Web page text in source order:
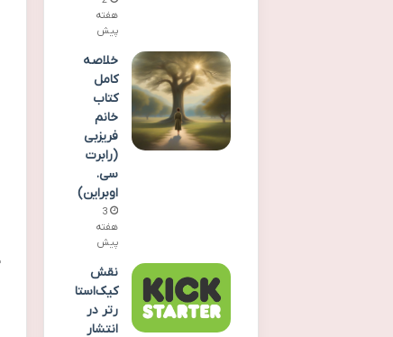
هفته
پیش
خلاصه
کامل
کتاب
خانم
فریزبی
(رابرت
سی.
اوبراین)
3
هفته
پیش
نقش
کیک‌استا
رتر در
انتشار